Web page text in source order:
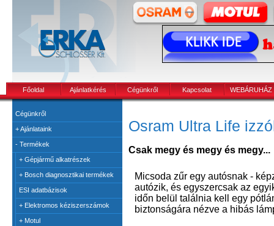
Főoldal Ajánlatkérés Cégünkről Kapcsolat WEBÁRUHÁZ
Cégünkről
+Ajánlataink
- Termékek
+ Gépjármű alkatrészek
+ Bosch diagnosztikai termékek
ESI adatbázisok
+ Elektromos kéziszerszámok
+ Motul
Osram Ultra Life
Csak megy és megy és megy...
Micsoda zűr egy autósnak -
autózik, és egyszercsak az
időn belül találnia kell egy
biztonságára nézve a hibás